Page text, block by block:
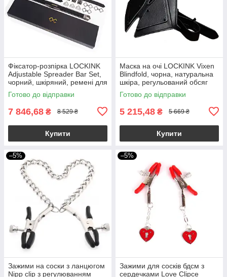
Фіксатор-розпірка LOCKINK
Adjustable Spreader Bar Set,
чорний, шкіряний, ремені для
шиї, рук/ніг
Готово до відправки
7 846,68 ₴ 8 529 ₴
Купити
Маска на очі LOCKINK Vixen
Blindfold, чорна, натуральна
шкіра, регульований обсяг
Готово до відправки
5 215,48 ₴ 5 669 ₴
Купити
–5%
Зажими на соски з ланцюгом
Nipp clip з регулюванням
–5%
Зажими для сосків бдсм з
сердечками Love Clipce